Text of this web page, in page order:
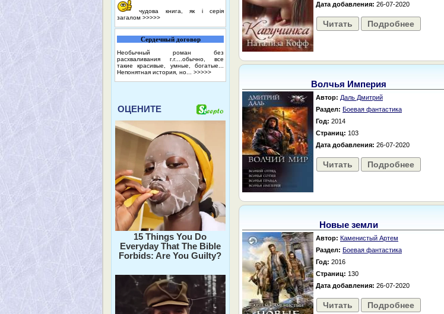
чудова книга, як і серія
загалом >>>>>
Сердечный договор
Необычный роман без
расхваливания г.г....обычно, все
такие красивые, умные, богатые...
Непонятная история, но... >>>>>
ОЦЕНИТЕ
15 Things You Do
Everyday That The Bible
Forbids: Are You Guilty?
Дата добавления: 26-07-2020
Читать Подробнее
Волчья Империя
Автор: Даль Дмитрий
Раздел: Боевая фантастика
Год: 2014
Страниц: 103
Дата добавления: 26-07-2020
Читать Подробнее
Новые земли
Автор: Каменистый Артем
Раздел: Боевая фантастика
Год: 2016
Страниц: 130
Дата добавления: 26-07-2020
Читать Подробнее